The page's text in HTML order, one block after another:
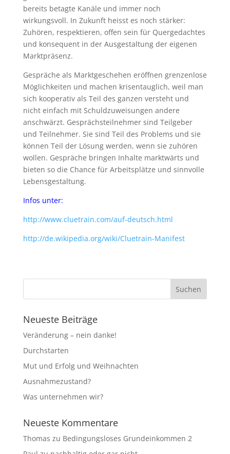
bereits betagte Kanäle und immer noch
wirkungsvoll. In Zukunft heisst es noch stärker:
Zuhören, respektieren, offen sein für Quergedachtes
und konsequent in der Ausgestaltung der eigenen
Marktpräsenz.
Gespräche als Marktgeschehen eröffnen grenzenlose
Möglichkeiten und machen krisentauglich, weil man
sich kooperativ als Teil des ganzen versteht und
nicht einfach mit Schuldzuweisungen andere
anschwärzt. Gesprächsteilnehmer sind Teilgeber
und Teilnehmer. Sie sind Teil des Problems und sie
können Teil der Lösung werden, wenn sie zuhören
wollen. Gespräche bringen Inhalte marktwärts und
bieten so die Chance für Arbeitsplätze und sinnvolle
Lebensgestaltung.
Infos unter:
http://www.cluetrain.com/auf-deutsch.html
http://de.wikipedia.org/wiki/Cluetrain-Manifest
Neueste Beiträge
Veränderung – nein danke!
Durchstarten
Mut und Erfolg und Weihnachten
Ausnahmezustand?
Was unternehmen wir?
Neueste Kommentare
Thomas zu Bedingungsloses Grundeinkommen 2